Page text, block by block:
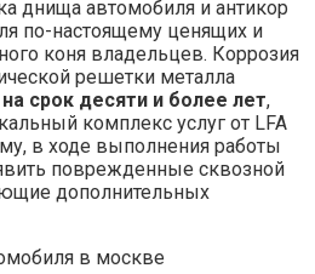
днища автомобиля и антикор
по-настоящему ценящих и
коня владельцев. Коррозия
решетки металла
срок десяти и более лет,
комплекс услуг от LFA
в ходе выполнения работы
поврежденные сквозной
дополнительных